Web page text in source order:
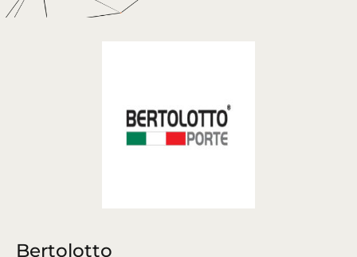
Bertolotto